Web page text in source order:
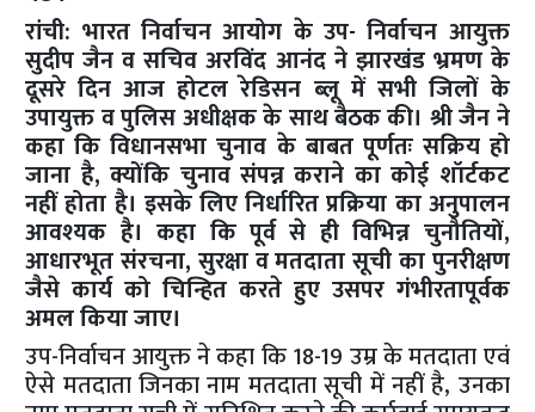
रांची: भारत निर्वाचन आयोग के उप- निर्वाचन आयुक्त
सुदीप जैन व सचिव अरविंद आनंद ने झारखंड भ्रमण के
दूसरे दिन आज होटल रेडिसन ब्लू में सभी जिलों के
उपायुक्त व पुलिस अधीक्षक के साथ बैठक की। श्री जैन ने
कहा कि विधानसभा चुनाव के बाबत पूर्णतः सक्रिय हो
जाना है, क्योंकि चुनाव संपन्न कराने का कोई शॉर्टकट
नहीं होता है। इसके लिए निर्धारित प्रक्रिया का अनुपालन
आवश्यक है। कहा कि पूर्व से ही विभिन्न चुनौतियों,
आधारभूत संरचना, सुरक्षा व मतदाता सूची का पुनरीक्षण
जैसे कार्य को चिन्हित करते हुए उसपर गंभीरतापूर्वक
अमल किया जाए।
उप-निर्वाचन आयुक्त ने कहा कि 18-19 उम्र के मतदाता एवं
ऐसे मतदाता जिनका नाम मतदाता सूची में नहीं है, उनका